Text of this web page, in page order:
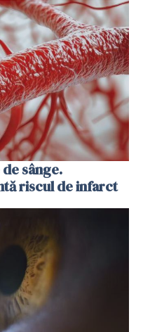
sânge.
riscul de infarct